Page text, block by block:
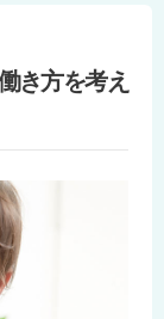
き方を考え